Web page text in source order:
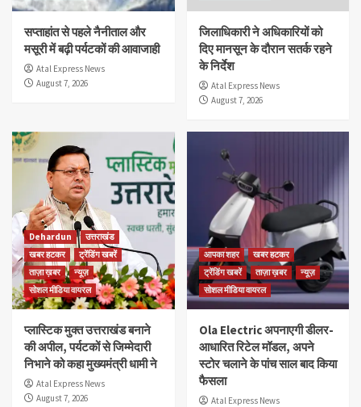
सप्ताहांत से पहले नैनीताल और
मसूरी में बढ़ी पर्यटकों की आवाजाही
Atal Express News
August 7, 2026
जिलाधिकारी ने अधिकारियों को
दिए मानसून के दौरान सतर्क रहने
के निर्देश
Atal Express News
August 7, 2026
Dehardun
उत्तराखंड
खबर हटकर
ट्रेंडिंग खबरें
ताज़ा ख़बर
न्यूज़
सोशल मीडिया वायरल
प्लास्टिक मुक्त उत्तराखंड बनाने
की अपील, पर्यटकों से जिम्मेदारी
निभाने को कहा मुख्यमंत्री धामी ने
Atal Express News
August 7, 2026
आपका शहर
खबर हटकर
ट्रेंडिंग खबरें
ताज़ा ख़बर
न्यूज़
सोशल मीडिया वायरल
Ola Electric अपनाएगी डीलर-
आधारित रिटेल मॉडल, अपने
स्टोर चलाने के पांच साल बाद किया
फैसला
Atal Express News